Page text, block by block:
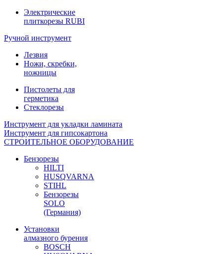
Электрические
плиткорезы RUBI
Ручной инструмент
Лезвия
Ножи, скребки,
ножницы
Пистолеты для
герметика
Стеклорезы
Инструмент для укладки ламината
Инструмент для гипсокартона
СТРОИТЕЛЬНОЕ ОБОРУДОВАНИЕ
Бензорезы
HILTI
HUSQVARNA
STIHL
Бензорезы
SOLO
(Германия)
Установки
алмазного бурения
BOSCH